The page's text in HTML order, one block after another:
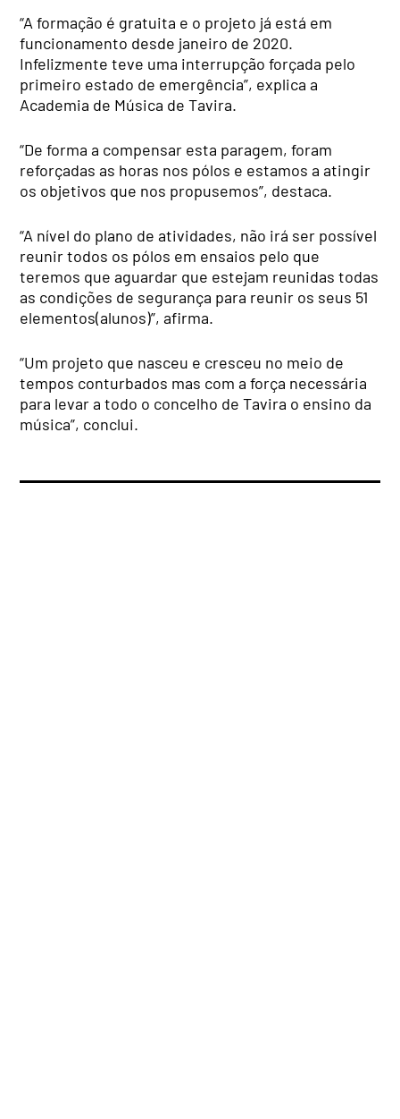
“A formação é gratuita e o projeto já está em
funcionamento desde janeiro de 2020.
Infelizmente teve uma interrupção forçada pelo
primeiro estado de emergência”, explica a
Academia de Música de Tavira.
“De forma a compensar esta paragem, foram
reforçadas as horas nos pólos e estamos a atingir
os objetivos que nos propusemos”, destaca.
“A nível do plano de atividades, não irá ser possível
reunir todos os pólos em ensaios pelo que
teremos que aguardar que estejam reunidas todas
as condições de segurança para reunir os seus 51
elementos(alunos)”, afirma.
“Um projeto que nasceu e cresceu no meio de
tempos conturbados mas com a força necessária
para levar a todo o concelho de Tavira o ensino da
música”, conclui.